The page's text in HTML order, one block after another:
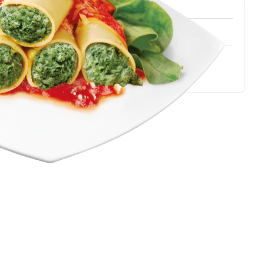
Google Pay, Apple Pay
📦 Mittwoch 12 Augustⓘ